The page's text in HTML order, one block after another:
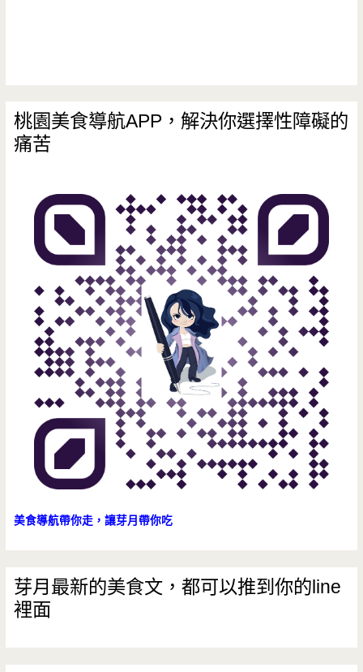
桃園美食導航APP，解決你選擇性障礙的
痛苦
美食導航帶你走，讓芽月帶你吃
芽月最新的美食文，都可以推到你的line
裡面